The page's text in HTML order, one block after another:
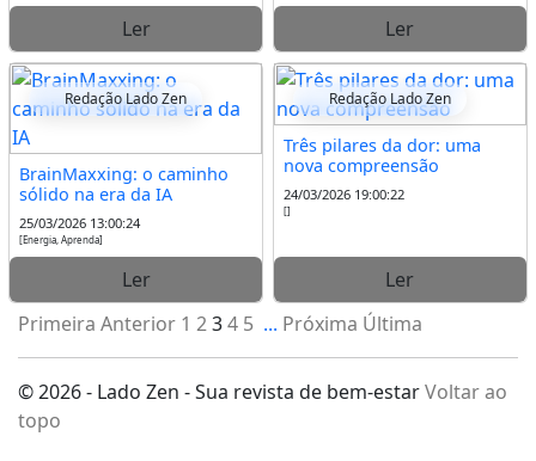
Ler Ler
Redação Lado Zen
BrainMaxxing: o caminho
sólido na era da IA
25/03/2026 13:00:24
[Energia, Aprenda]
Ler
Redação Lado Zen
Três pilares da dor: uma
nova compreensão
24/03/2026 19:00:22
[]
Ler
Primeira Anterior 1 234 5 ... Próxima Última
© 2026 - Lado Zen - Sua revista de bem-estarVoltar ao
topo